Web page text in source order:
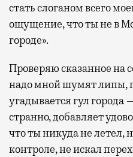
стать слоганом всего
ощущение, что ты не в
городе».
Проверяю сказанное на
надо мной шумят липы,
угадывается гул города
странно, добавляет
что ты никуда не летел,
контроле, не искал